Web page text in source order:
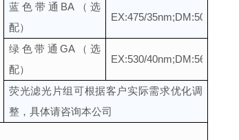
蓝色带通BA（选
配）
EX:475/
绿色带通GA（选
配）
EX:530/
荧光滤光片组可根据客户实际需求优化调
整，具体请咨询本公司